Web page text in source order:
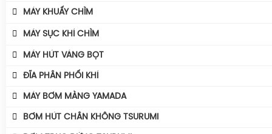
Máy Bơm Tsurumi Avant MQC
Máy Bơm Tsurumi Avant MQS
Máy Bơm Tsurumi Avant MQG
Phụ Kiện Bơm Tsurumi
Máy Thổi Khí Con Sò GOORUI
Máy Thổi Khí Tsurumi
Máy Thổi Khí Công Suất
Máy Thổi Khí Turbo
MÁY KHUẤY CHÌM
MÁY KHUẤY CHÌM TSURUMI ĐỘNG CƠ AVANT IE3
Máy Khuấy Chìm Tsurumi
MÁY SỤC KHÍ CHÌM
Máy Sục Khí Chìm Tsurumi Ber
Máy Sục Khí Chìm Tsurumi TRN
MÁY HÚT VÁNG BỌT
ĐĨA PHÂN PHỐI KHÍ
MÁY BƠM MÀNG YAMADA
BƠM HÚT CHÂN KHÔNG TSURUMI